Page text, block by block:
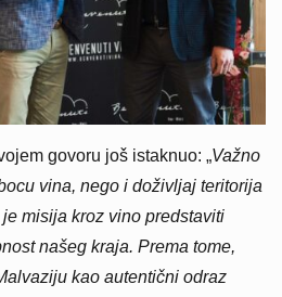
govoru još istaknuo: „Važno
vina, nego i doživljaj teritorija
misija kroz vino predstaviti
našeg kraja. Prema tome,
kao autentični odraz